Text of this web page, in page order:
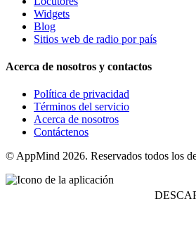
Widgets
Blog
Sitios web de radio por país
Acerca de nosotros y contactos
Política de privacidad
Términos del servicio
Acerca de nosotros
Contáctenos
© AppMind 2026. Reservados todos los